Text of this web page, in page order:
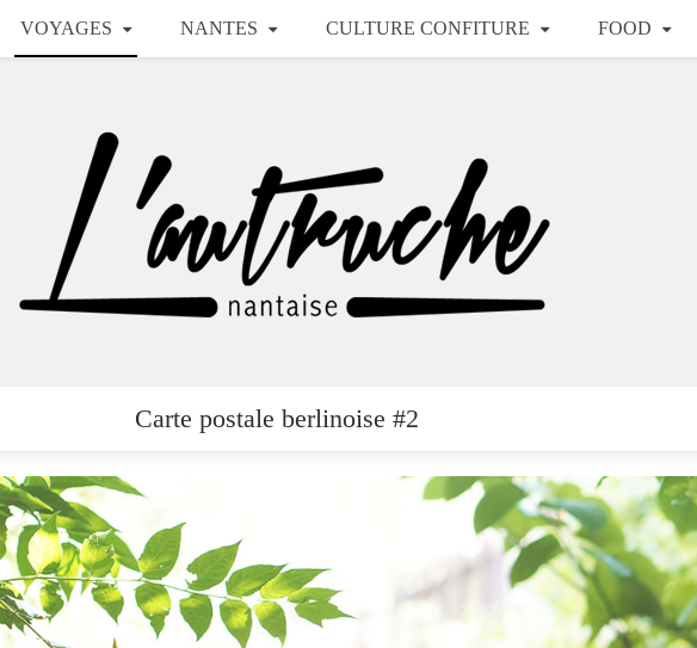
VOYAGES NANTES CULTURE CONFITURE FOOD
Carte postale berlinoise #2